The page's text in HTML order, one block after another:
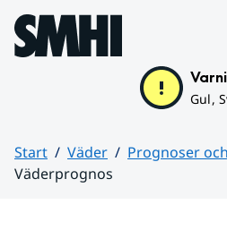
Hoppa till sidans innehåll
Gul,
Start Väder
Prognoser
Väderprognos